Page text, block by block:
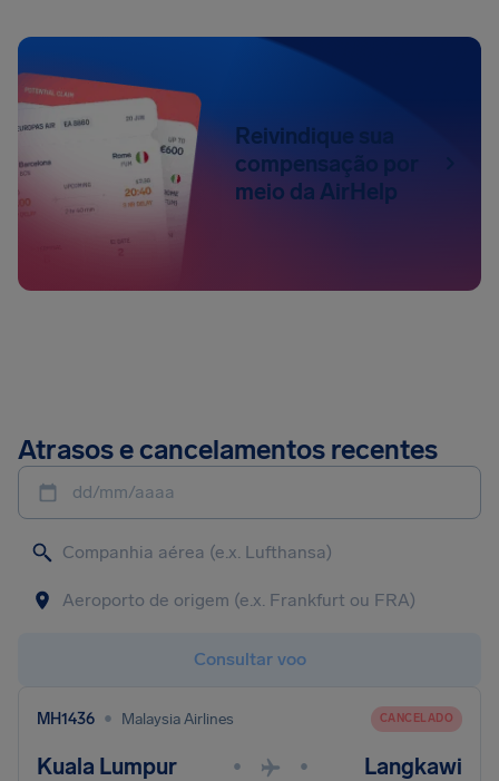
Reivindique sua
compensação por
meio da AirHelp
Atrasos e cancelamentos recentes
dd/mm/aaaa
Consultar voo
MH1436 • Malaysia Airlines CANCELADO
Kuala Lumpur • • Langkawi